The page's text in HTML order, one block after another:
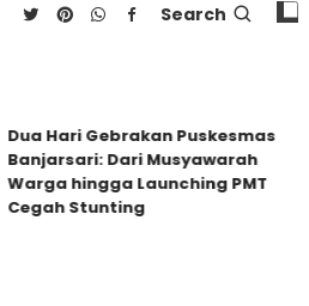
Search
Dua Hari Gebrakan Puskesmas
Banjarsari: Dari Musyawarah
Warga hingga Launching PMT
Cegah Stunting